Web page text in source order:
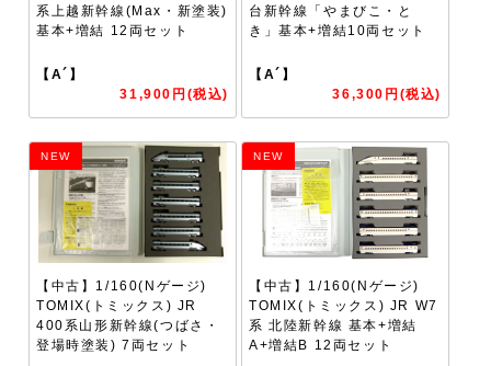
系上越新幹線(Max・新塗装)
基本+増結 12両セット
【A´】
31,900円(税込)
台新幹線「やまびこ・と
き」基本+増結10両セット
【A´】
36,300円(税込)
NEW
【中古】1/160(Nゲージ)
TOMIX(トミックス) JR
400系山形新幹線(つばさ・
登場時塗装) 7両セット
NEW
【中古】1/160(Nゲージ)
TOMIX(トミックス) JR W7
系 北陸新幹線 基本+増結
A+増結B 12両セット